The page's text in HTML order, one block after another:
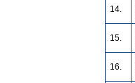
14.
15.
16.